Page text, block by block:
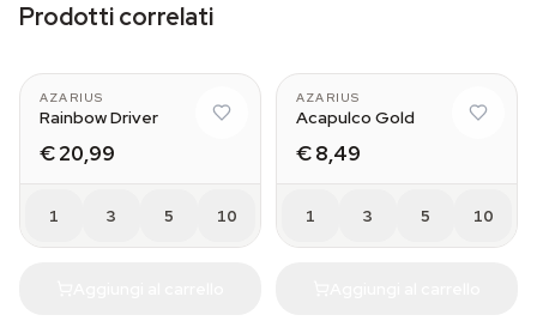
Prodotti correlati
AZARIUS
Rainbow Driver
€ 20,99
1 3 5 10
AZARIUS
Acapulco Gold
€ 8,49
1 3 5 10